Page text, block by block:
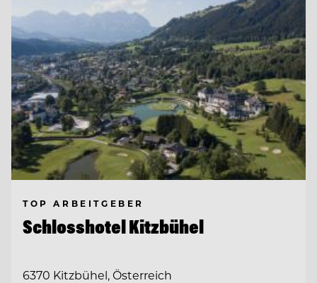
TOP ARBEITGEBER
Schlosshotel Kitzbühel
6370 Kitzbühel, Österreich